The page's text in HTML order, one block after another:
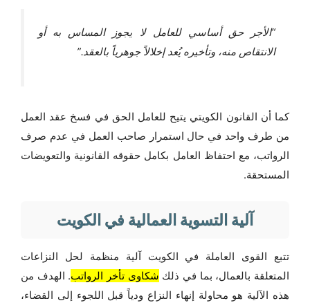
“الأجر حق أساسي للعامل لا يجوز المساس به أو
الانتقاص منه، وتأخيره يُعد إخلالاً جوهرياً بالعقد.”
كما أن القانون الكويتي يتيح للعامل الحق في فسخ عقد العمل
من طرف واحد في حال استمرار صاحب العمل في عدم صرف
الرواتب، مع احتفاظ العامل بكامل حقوقه القانونية والتعويضات
المستحقة.
آلية التسوية العمالية في الكويت
تتبع القوى العاملة في الكويت آلية منظمة لحل النزاعات
المتعلقة بالعمال، بما في ذلك شكاوى تأخر الرواتب. الهدف من
هذه الآلية هو محاولة إنهاء النزاع ودياً قبل اللجوء إلى القضاء،